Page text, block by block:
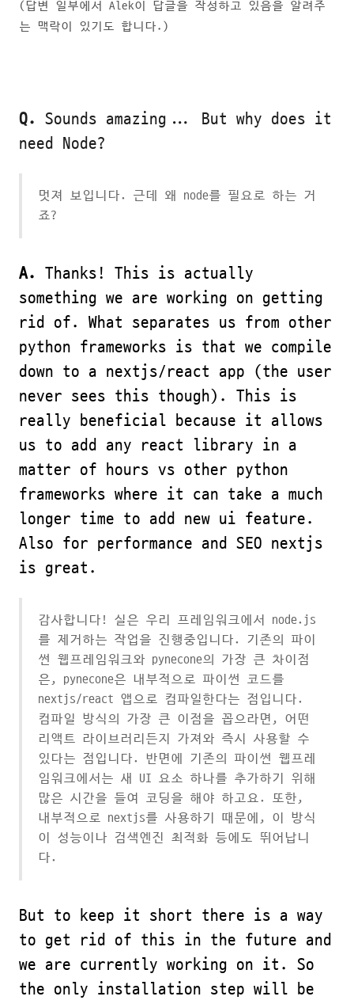
(답변 일부에서 Alek이 답글을 작성하고 있음을 알려주
는 맥락이 있기도 합니다.)
Q.
Sounds amazing... But why does it
need Node?
멋져 보입니다. 근데 왜 node를 필요로 하는 거
죠?
A.
Thanks! This is actually
something we are working on getting
rid of. What separates us from other
python frameworks is that we compile
down to a nextjs/react app (the user
never sees this though). This is
really beneficial because it allows
us to add any react library in a
matter of hours vs other python
frameworks where it can take a much
longer time to add new ui feature.
Also for performance and SEO nextjs
is great.
감사합니다! 실은 우리 프레임워크에서 node.js
를 제거하는 작업을 진행중입니다. 기존의 파이
썬 웹프레임워크와 pynecone의 가장 큰 차이점
은, pynecone은 내부적으로 파이썬 코드를
nextjs/react 앱으로 컴파일한다는 점입니다.
컴파일 방식의 가장 큰 이점을 꼽으라면, 어떤
리액트 라이브러리든지 가져와 즉시 사용할 수
있다는 점입니다. 반면에 기존의 파이썬 웹프레
임워크에서는 새 UI 요소 하나를 추가하기 위해
많은 시간을 들여 코딩을 해야 하고요. 또한,
내부적으로 nextjs를 사용하기 때문에, 이 방식
이 성능이나 검색엔진 최적화 등에도 뛰어납니
다.
But to keep it short there is a way
to get rid of this in the future and
we are currently working on it. So
the only installation step will be